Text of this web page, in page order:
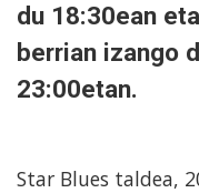
du 18:30ean
berrian izango
23:00etan.
Star Blues taldea,